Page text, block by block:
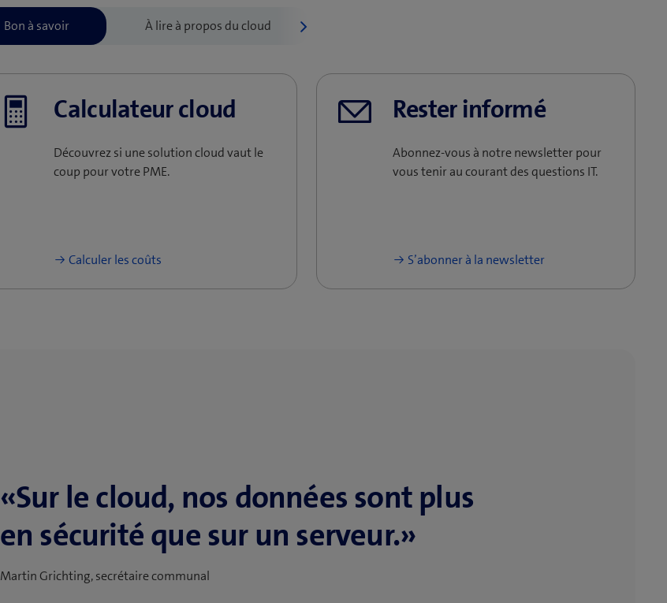
Calculateur cloud
Découvrez si une solution cloud vaut le
coup pour votre PME.
Calculer les coûts
Rester informé
Abonnez-vous à notre newsletter pour
vous tenir au courant des questions IT.
S’abonner à la newsletter
«Sur le cloud, nos données sont plus
en sécurité que sur un serveur.»
Martin Grichting, secrétaire communal